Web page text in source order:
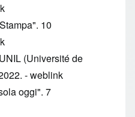
10
(Université de
-weblink
oggi". 7